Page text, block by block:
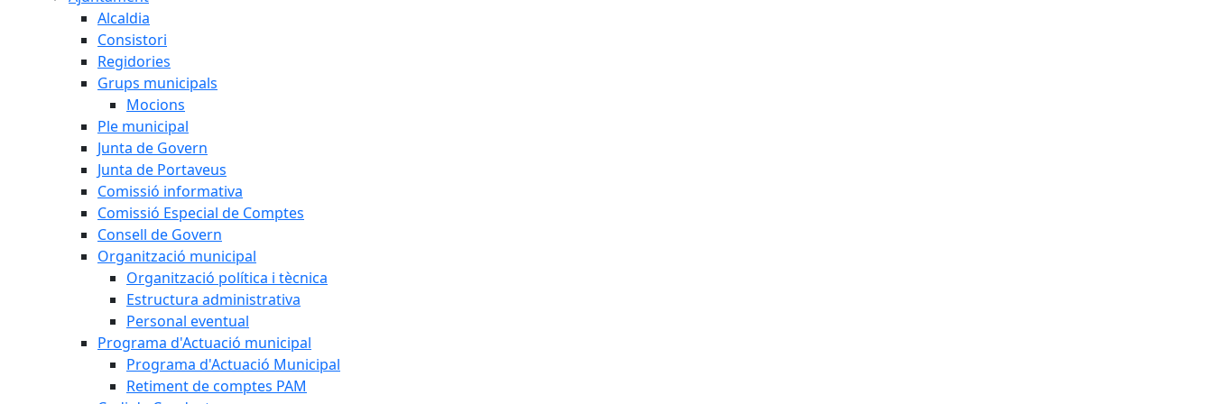
Alcaldia
Consistori
Regidories
Grups municipals
Mocions
Ple municipal
Junta de Govern
Junta de Portaveus
Comissió informativa
Comissió Especial de Comptes
Consell de Govern
Organització municipal
Organització política i tècnica
Estructura administrativa
Personal eventual
Programa d'Actuació municipal
Programa d'Actuació Municipal
Retiment de comptes PAM